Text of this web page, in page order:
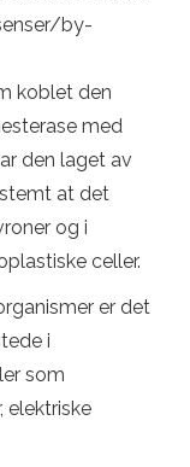
by-
koblet den
med
den laget av
at det
og i
celler.
er det
i
som
elektriske